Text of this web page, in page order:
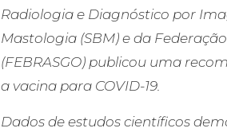
Radiologia e Diagnóstico por
Mastologia (SBM) e da
(FEBRASGO) publicou uma
a vacina para COVID-19.
Dados de estudos científicos